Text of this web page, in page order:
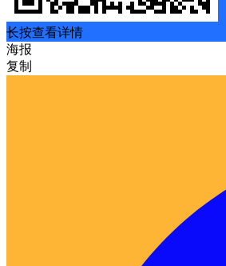
长按查看详情
海报
复制